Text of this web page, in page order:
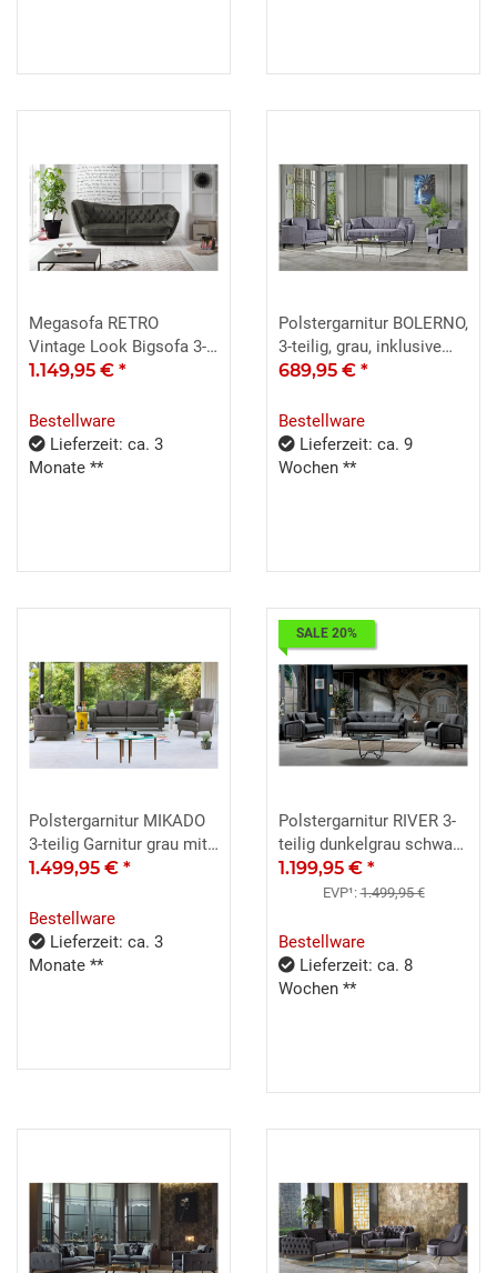
Megasofa RETRO
Vintage Look Bigsofa 3-
Sitzer Stoff Hunter
1.149,95 € *
Bestellware
Lieferzeit: ca. 3
Monate **
Polstergarnitur BOLERNO,
3-teilig, grau, inklusive
Kissen, mit Bettfunktion
689,95 € *
Bestellware
Lieferzeit: ca. 9
Wochen **
Polstergarnitur MIKADO
3-teilig Garnitur grau mit
Bettfunktion
1.499,95 € *
Bestellware
Lieferzeit: ca. 3
Monate **
SALE 20%
Polstergarnitur RIVER 3-
teilig dunkelgrau schwarz
Bettfunktion
1.199,95 € *
EVP¹:1.499,95 €
Bestellware
Lieferzeit: ca. 8
Wochen **